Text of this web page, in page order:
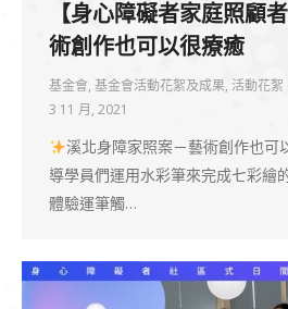
【身心障礙者家庭照顧
術創作也可以很療癒
基金會, 基金會活動花絮及成果, 活動花絮
3 11 月, 2021
溪北身障家照案－藝術創作也可
導學員們運用水彩筆來完成七彩繪
體驗運筆觸…